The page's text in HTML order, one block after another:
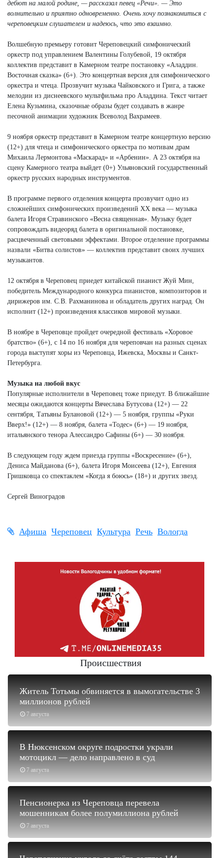
дебют на малой родине, — рассказал певец «Речи». — Это
волнительно и приятно одновременно. Очень хочу познакомиться с
череповецким слушателем и надеюсь, что это взаимно.
Волшебную премьеру готовит Череповецкий симфонический
оркестр под управлением Валентины Голубевой, 19 октября
коллектив представит в Камерном театре постановку «Аладдин.
Восточная сказка» (6+). Это концертная версия для симфонического
оркестра и чтеца. Прозвучит музыка Чайковского и Грига, а также
мелодии из диснеевского мультфильма про Аладдина. Текст читает
Елена Кузьмина, сказочные образы будет создавать в жанре
песочной анимации художник Всеволод Вахрамеев.
9 ноября оркестр представит в Камерном театре концертную версию
(12+) для чтеца и симфонического оркестра по мотивам драм
Михаила Лермонтова «Маскарад» и «Арбенин». А 23 октября на
сцену Камерного театра выйдет (0+) Ульяновский государственный
оркестр русских народных инструментов.
В программе первого отделения концерта прозвучит одно из
сложнейших симфонических произведений ХХ века — музыка
балета Игоря Стравинского «Весна священная». Музыку будет
сопровождать видеоряд балета в оригинальной постановке,
расцвеченный световыми эффектами. Второе отделение программы
назвали «Битва солистов» — коллектив представит своих лучших
музыкантов.
12 октября в Череповец приедет китайской пианист Жуй Мин,
победитель Международного конкурса пианистов, композиторов и
дирижеров им. С.В. Рахманинова и обладатель других наград. Он
исполнит (12+) произведения классиков мировой музыки.
В ноябре в Череповце пройдет очередной фестиваль «Хоровое
братство» (6+), с 14 по 16 ноября для череповчан на разных сценах
города выступят хоры из Череповца, Ижевска, Москвы и Санкт-
Петербурга.
Музыка на любой вкус
Популярные исполнители в Череповец тоже приедут. В ближайшие
месяцы ожидаются концерты Вячеслава Бутусова (12+) — 22
сентября, Татьяны Булановой (12+) — 5 ноября, группы «Руки
Вверх!» (12+) — 8 ноября, балета «Тодес» (6+) — 19 ноября,
итальянского тенора Алессандро Сафины (6+) — 30 ноября.
В следующем году ждем приезда группы «Воскресение» (6+),
Дениса Майданова (6+), балета Игоря Моисеева (12+), Евгения
Гришковца со спектаклем «Когда я боюсь» (18+) и других звезд.
Сергей Виноградов
Афиша Череповец Культура Речь Вологда
Происшествия
7 августа
Житель Тотьмы обвиняется в вымогательстве 3
миллионов рублей
7 августа
В Нюксенском округе подростки украли
мотоцикл — дело направлено в суд
7 августа
Пенсионерка из Череповца перевела
мошенникам более полумиллиона рублей